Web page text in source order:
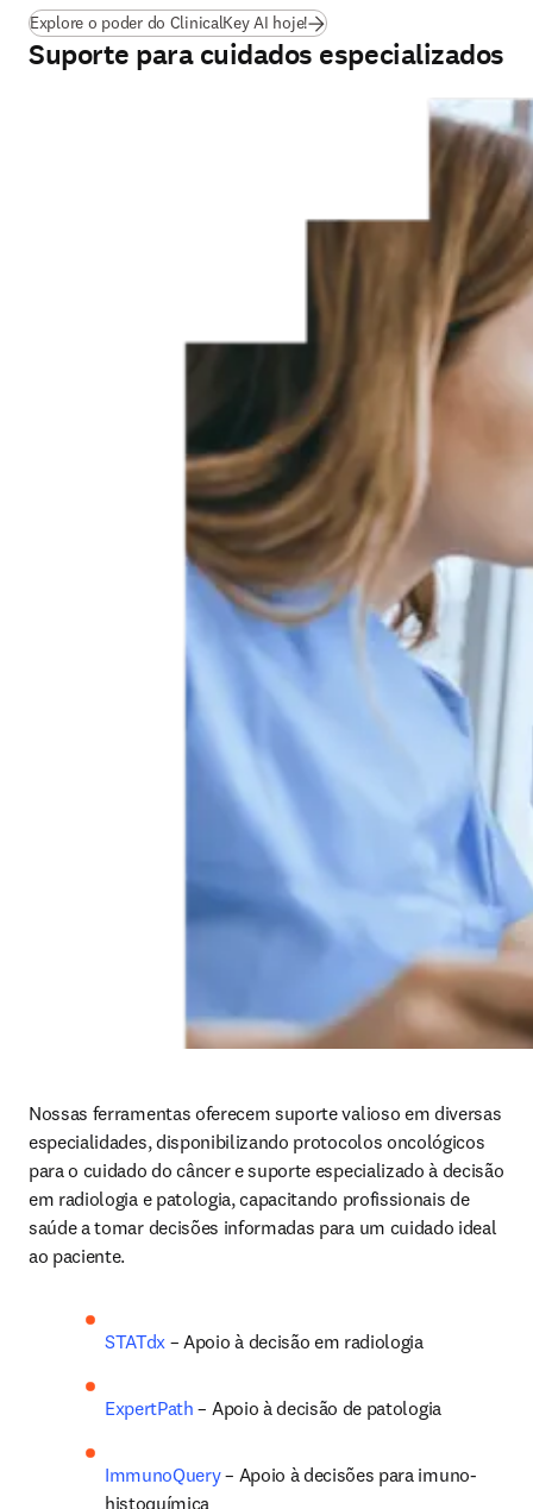
Explore o poder do ClinicalKey AI hoje!
Suporte para cuidados especializados
Nossas ferramentas oferecem suporte valioso em diversas
especialidades, disponibilizando protocolos oncológicos
para o cuidado do câncer e suporte especializado à decisão
em radiologia e patologia, capacitando profissionais de
saúde a tomar decisões informadas para um cuidado ideal
ao paciente.
STATdx – Apoio à decisão em radiologia
ExpertPath – Apoio à decisão de patologia
ImmunoQuery – Apoio à decisões para imuno-
histoquímica